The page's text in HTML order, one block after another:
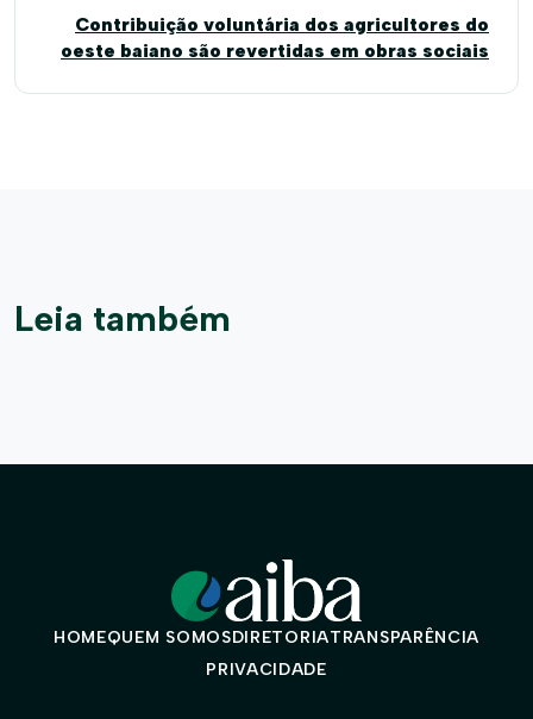
Contribuição voluntária dos agricultores do
oeste baiano são revertidas em obras sociais
Leia também
HOMEQUEM SOMOSDIRETORIATRANSPARÊNCIA
PRIVACIDADE